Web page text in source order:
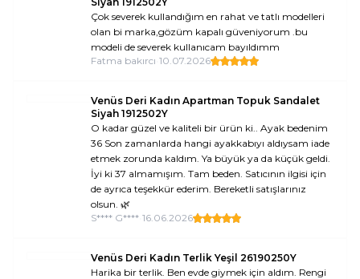
Çok severek kullandığım en rahat ve tatlı modelleri
olan bi marka,gözüm kapalı güveniyorum .bu
modeli de severek kullanıcam bayıldımm
Fatma bakırcı 10.07.2026
Venüs Deri Kadın Apartman Topuk Sandalet
Siyah 1912502Y
O kadar güzel ve kaliteli bir ürün ki.. Ayak bedenim
36 Son zamanlarda hangi ayakkabıyı aldıysam iade
etmek zorunda kaldım. Ya büyük ya da küçük geldi.
İyi ki 37 almamışım. Tam beden. Satıcının ilgisi için
de ayrıca teşekkür ederim. Bereketli satışlarınız
olsun. 🌿
S**** G**** 16.06.2026
Venüs Deri Kadın Terlik Yeşil 26190250Y
Harika bir terlik. Ben evde giymek için aldım. Rengi